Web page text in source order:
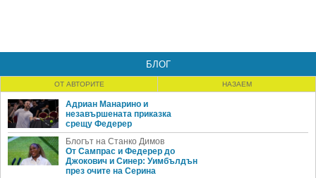
БЛОГ
ОТ АВТОРИТЕ НАЗАЕМ
Адриан Манарино и
незавършената приказка
срещу Федерер
Блогът на Станко Димов
От Сампрас и Федерер до
Джокович и Синер: Уимбълдън
през очите на Серина